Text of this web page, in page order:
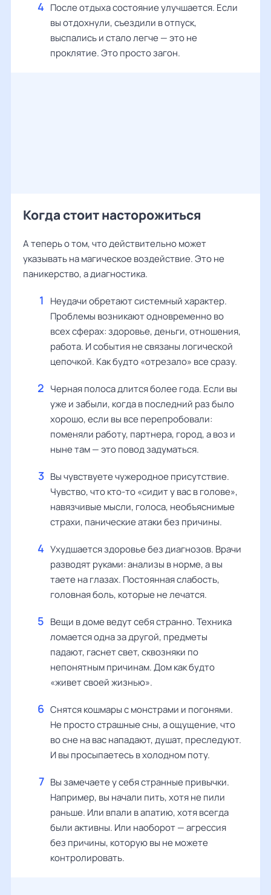
После отдыха состояние улучшается. Если
вы отдохнули, съездили в отпуск,
выспались и стало легче — это не
проклятие. Это просто загон.
Когда стоит насторожиться
А теперь о том, что действительно может
указывать на магическое воздействие. Это не
паникерство, а диагностика.
Неудачи обретают системный характер.
Проблемы возникают одновременно во
всех сферах: здоровье, деньги, отношения,
работа. И события не связаны логической
цепочкой. Как будто «отрезало» все сразу.
Черная полоса длится более года. Если вы
уже и забыли, когда в последний раз было
хорошо, если вы все перепробовали:
поменяли работу, партнера, город, а воз и
ныне там — это повод задуматься.
Вы чувствуете чужеродное присутствие.
Чувство, что кто-то «сидит у вас в голове»,
навязчивые мысли, голоса, необъяснимые
страхи, панические атаки без причины.
Ухудшается здоровье без диагнозов. Врачи
разводят руками: анализы в норме, а вы
таете на глазах. Постоянная слабость,
головная боль, которые не лечатся.
Вещи в доме ведут себя странно. Техника
ломается одна за другой, предметы
падают, гаснет свет, сквозняки по
непонятным причинам. Дом как будто
«живет своей жизнью».
Снятся кошмары с монстрами и погонями.
Не просто страшные сны, а ощущение, что
во сне на вас нападают, душат, преследуют.
И вы просыпаетесь в холодном поту.
Вы замечаете у себя странные привычки.
Например, вы начали пить, хотя не пили
раньше. Или впали в апатию, хотя всегда
были активны. Или наоборот — агрессия
без причины, которую вы не можете
контролировать.